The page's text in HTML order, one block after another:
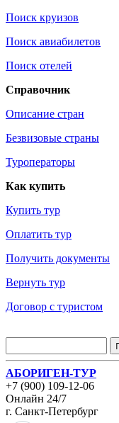
Поиск круизов
Поиск авиабилетов
Поиск отелей
Справочник
Описание стран
Безвизовые страны
Туроператоры
Как купить
Купить тур
Оплатить тур
Получить документы
Вернуть тур
Договор с туристом
АБОРИГЕН-ТУР
+7 (900) 109-12-06
Онлайн 24/7
г. Санкт-Петербург